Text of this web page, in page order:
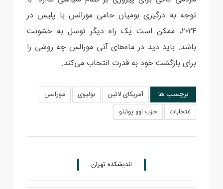
توجه به درگیری بومیان حامی مورالس با پلیس در
۲۰۲۴، ممکن است یک راه دیگر توسل به خشونت
باشد. باید دید در ماه‌های آتی مورالس چه روشی را
برای بازگشت خود به قدرت انتخاب می‌کند.
برچسب ها آمریکای لاتین بولیوی
مورالس
انتخابات
حزب اوو پوئبلو
اندیشکده تهران